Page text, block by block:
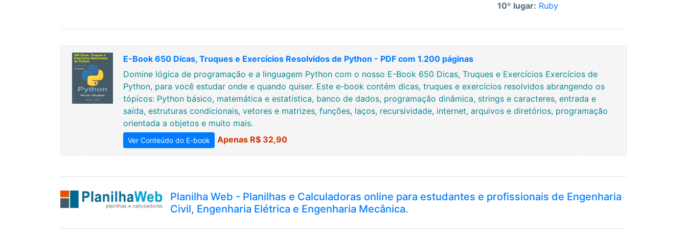
10º lugar: Ruby
E-Book 650 Dicas, Truques e Exercícios Resolvidos de Python - PDF com 1.200 páginas
Domine lógica de programação e a linguagem Python com o nosso E-Book 650 Dicas, Truques e Exercícios Exercícios de
Python, para você estudar onde e quando quiser. Este e-book contém dicas, truques e exercícios resolvidos abrangendo os
tópicos: Python básico, matemática e estatística, banco de dados, programação dinâmica, strings e caracteres, entrada e
saída, estruturas condicionais, vetores e matrizes, funções, laços, recursividade, internet, arquivos e diretórios, programação
orientada a objetos e muito mais.
Ver Conteúdo do E-book Apenas R$ 32,90
Planilha Web - Planilhas e Calculadoras online para estudantes e profissionais de Engenharia
Civil, Engenharia Elétrica e Engenharia Mecânica.